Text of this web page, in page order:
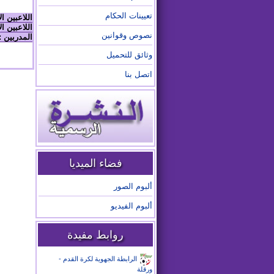
تعيينات الحكام
نصوص وقوانين
وثائق للتحميل
اتصل بنا
فضاء الميديا
ألبوم الصور
ألبوم الفيديو
روابط مفيدة
الرابطة الجهوية لكرة القدم -
ورقلة
اللاعبين
اللاعبين
المدربين :